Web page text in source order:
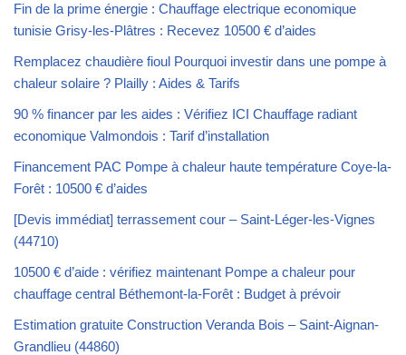
Fin de la prime énergie : Chauffage electrique economique
tunisie Grisy-les-Plâtres : Recevez 10500 € d’aides
Remplacez chaudière fioul Pourquoi investir dans une pompe à
chaleur solaire ? Plailly : Aides & Tarifs
90 % financer par les aides : Vérifiez ICI Chauffage radiant
economique Valmondois : Tarif d’installation
Financement PAC Pompe à chaleur haute température Coye-la-
Forêt : 10500 € d’aides
[Devis immédiat] terrassement cour – Saint-Léger-les-Vignes
(44710)
10500 € d’aide : vérifiez maintenant Pompe a chaleur pour
chauffage central Béthemont-la-Forêt : Budget à prévoir
Estimation gratuite Construction Veranda Bois – Saint-Aignan-
Grandlieu (44860)